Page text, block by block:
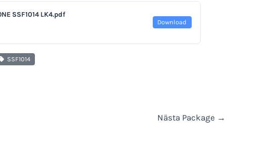
SSF1014 LK4.pdf
Download
SSF1014
Nästa Package →